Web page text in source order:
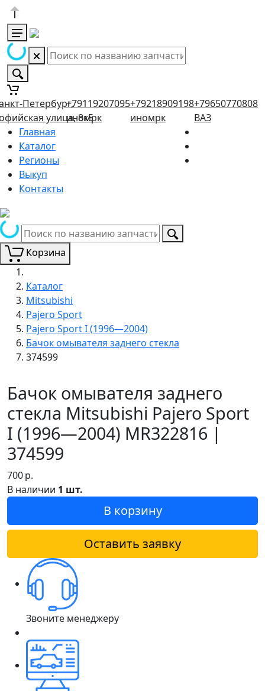
Петербург,
улица, 8к5
+79119207095
иномрк
+79218909198
иномрк
+79650770808
ВАЗ
Главная
Каталог
Регионы
Выкуп
Контакты
Корзина
Каталог
Mitsubishi
Pajero Sport
Pajero Sport I (1996—2004)
Бачок омывателя заднего стекла
374599
Бачок омывателя заднего
стекла Mitsubishi Pajero Sport
I (1996—2004) MR322816 |
374599
700р.
В наличии 1 шт.
В корзину
Оставить заявку
Звоните менеджеру